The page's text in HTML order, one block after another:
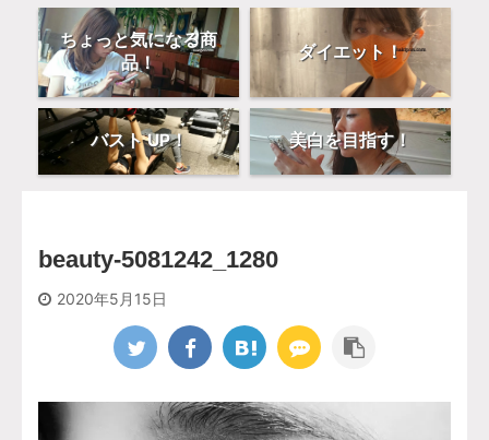
ちょっと気になる商
品！
ダイエット！
バスト UP！ 美白を目指す！
beauty-5081242_1280
2020年5月15日